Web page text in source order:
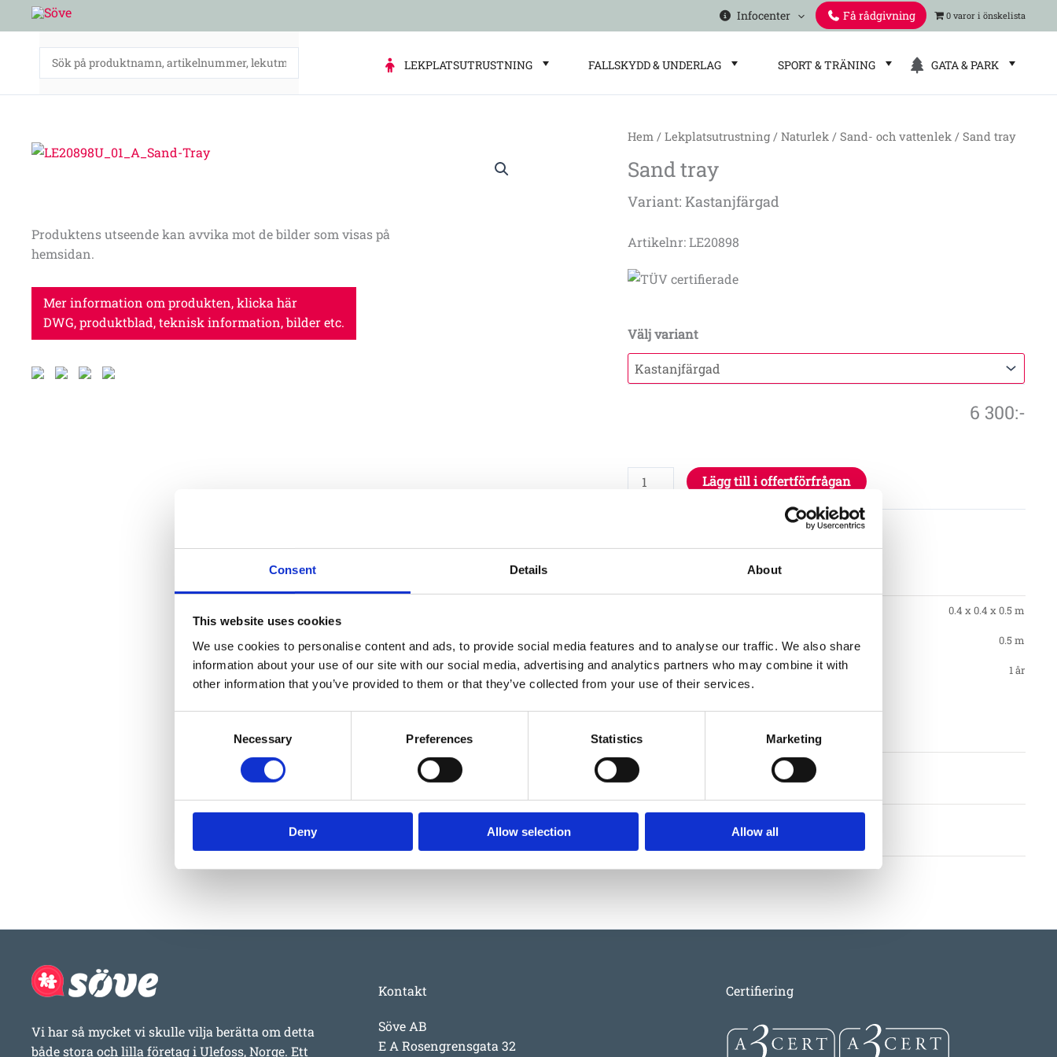
Consent Details About
This website uses cookies
We use cookies to personalise content and ads, to provide social media features and to analyse our traffic. We also share
information about your use of our site with our social media, advertising and analytics partners who may combine it with
other information that you’ve provided to them or that they’ve collected from your use of their services.
Necessary Preferences Statistics Marketing
Deny Allow selection Allow all
Hoppa
till
innehåll
Infocenter Få rådgivning 0 varor
LEKPLATSUTRUSTNING FALLSKYDD & UNDERLAG SPORT & TRÄNING GATA & PARK
Hem /Lekplatsutrustning /Naturlek /Sand- och vattenlek / Sand tray
Sand tray
Variant: Kastanjfärgad
Artikelnr: LE20898
Välj variant
6 300:-
tray
Lägg till i offertförfrågan
0.4 x 0.4 x 0.5 m
0.5 m
1 år
Garantivillkor
Produktens utseende kan avvika mot de bilder som visas på
hemsidan.
Mer information om produkten, klicka här
DWG, produktblad, teknisk information, bilder etc.
Vi har så mycket vi skulle vilja berätta om detta
både stora och lilla företag i Ulefoss, Norge. Ett
Kontakt
Söve AB
E A Rosengrensgata 32
Certifiering